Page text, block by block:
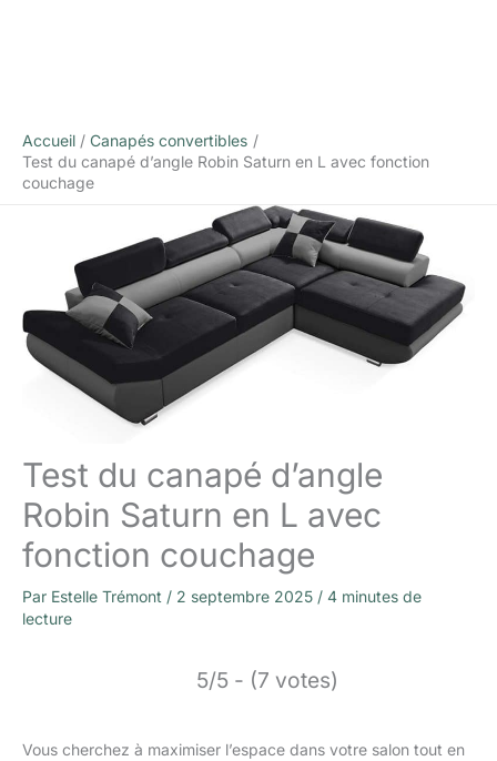
Accueil
Canapés convertibles
Test du canapé d’angle Robin Saturn en L avec fonction
couchage
Test du canapé d’angle
Robin Saturn en L avec
fonction couchage
Par Estelle Trémont / 2 septembre 2025 / 4 minutes de
lecture
5/5 - (7 votes)
Vous cherchez à maximiser l’espace dans votre salon tout en